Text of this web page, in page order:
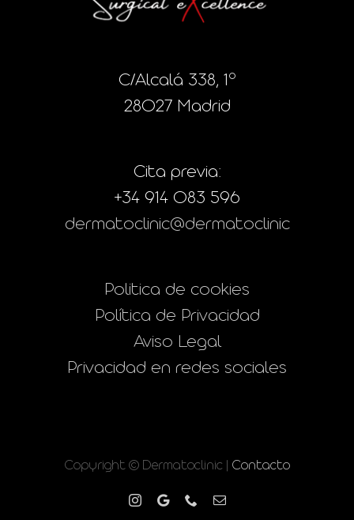
C/Alcalá 338, 1º
28027 Madrid
Cita previa:
+34 914 083 596
dermatoclinic@dermatoclinic
Politica de cookies
Política de Privacidad
Aviso Legal
Privacidad en redes sociales
Copyright © Dermatoclinic | Contacto
Instagram
Google PhoneCorreo